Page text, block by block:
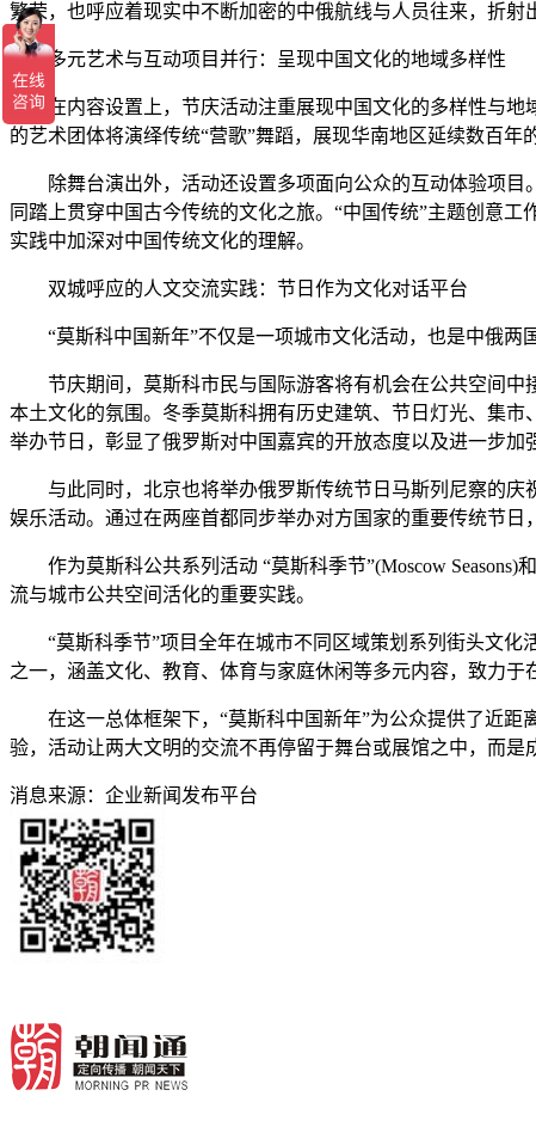
繁荣，也呼应着现实中不断加密的中俄航线与人员往来，折射
多元艺术与互动项目并行：呈现中国文化的地域多样性
在内容设置上，节庆活动注重展现中国文化的多样性与地域
的艺术团体将演绎传统“营歌”舞蹈，展现华南地区延续数百
除舞台演出外，活动还设置多项面向公众的互动体验项目
同踏上贯穿中国古今传统的文化之旅。“中国传统”主题创意
实践中加深对中国传统文化的理解。
双城呼应的人文交流实践：节日作为文化对话平台
“莫斯科中国新年”不仅是一项城市文化活动，也是中俄两
节庆期间，莫斯科市民与国际游客将有机会在公共空间中
本土文化的氛围。冬季莫斯科拥有历史建筑、节日灯光、集
举办节日，彰显了俄罗斯对中国嘉宾的开放态度以及进一步加
与此同时，北京也将举办俄罗斯传统节日马斯列尼察的庆
娱乐活动。通过在两座首都同步举办对方国家的重要传统节
作为莫斯科公共系列活动 “莫斯科季节”(Moscow Seasons)
流与城市公共空间活化的重要实践。
“莫斯科季节”项目全年在城市不同区域策划系列街头文化
之一，涵盖文化、教育、体育与家庭休闲等多元内容，致力于
在这一总体框架下，“莫斯科中国新年”为公众提供了近距
验，活动让两大文明的交流不再停留于舞台或展馆之中，而
消息来源： 企业新闻发布平台